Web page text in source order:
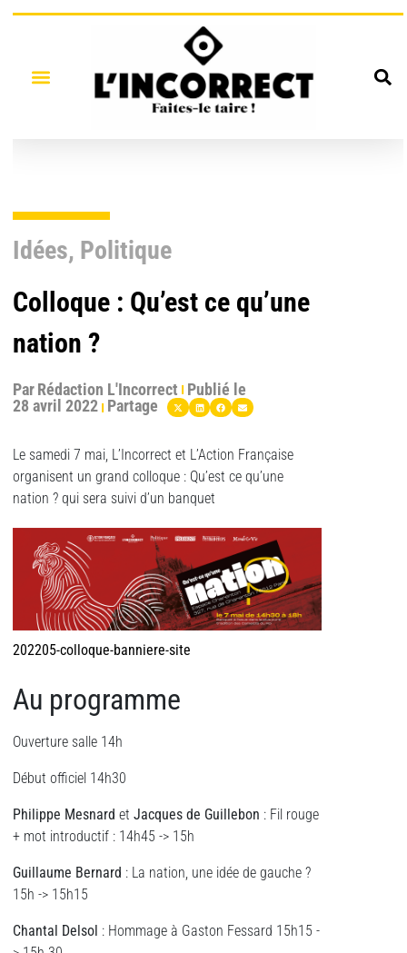
Idées, Politique
Colloque : Qu’est ce qu’une
nation ?
ParRédaction L'Incorrect Publié le
28 avril 2022 Partage
Le samedi 7 mai, L’Incorrect et L’Action Française
organisent un grand colloque : Qu’est ce qu’une
nation ? qui sera suivi d’un banquet
202205-colloque-banniere-site
Au programme
Ouverture salle 14h
Début officiel 14h30
Philippe Mesnard et Jacques de Guillebon : Fil rouge
+ mot introductif : 14h45 -> 15h
Guillaume Bernard : La nation, une idée de gauche ?
15h -> 15h15
Chantal Delsol : Hommage à Gaston Fessard 15h15 -